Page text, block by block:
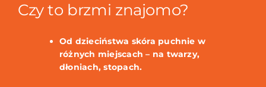
Czy to brzmi znajomo?
Od dzieciństwa skóra puchnie w
różnych miejscach – na twarzy,
dłoniach, stopach.